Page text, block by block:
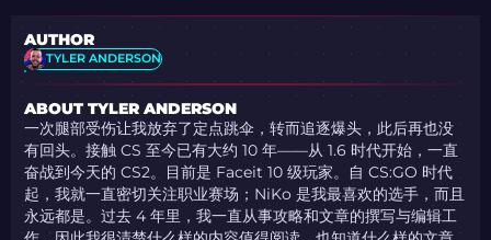
AUTHOR
TYLER ANDERSON
ABOUT TYLER ANDERSON
一次腿部受伤让我放弃了定点跳伞，转而追逐爆头，此后再也没
有回头。接触 CS 至今已有大约 10 年——从 1.6 时代开始，一直
奋战到今天的 CS2。目前是 Faceit 10 级玩家。自 CS:GO 时代
起，我就一直密切关注职业赛场；NiKo 是我最喜欢的选手，而且
永远都是。过去 4 年里，我一直从事攻略和文章的撰写与编辑工